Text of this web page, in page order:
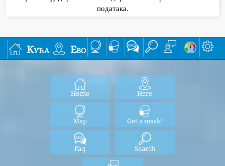
података.
Кућа Ево
Home Here
Map Get a mask!
Faq Search